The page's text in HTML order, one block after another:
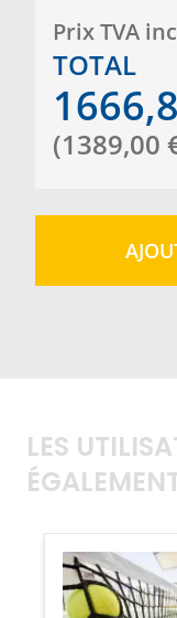
Prix ​​TVA
TOTAL
(1389,00
LES